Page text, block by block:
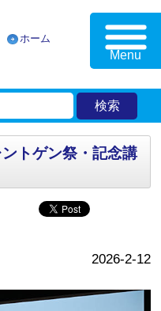
ホーム
Menu
トゲン祭・記念講
2026-2-12